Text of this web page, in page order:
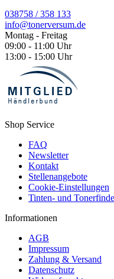
038758 / 358 133
info@tonerversum.de
Montag - Freitag
09:00 - 11:00 Uhr
13:00 - 15:00 Uhr
Shop Service
FAQ
Newsletter
Kontakt
Stellenangebote
Cookie-Einstellungen
Tinten- und
Informationen
AGB
Impressum
Zahlung & Versand
Datenschutz